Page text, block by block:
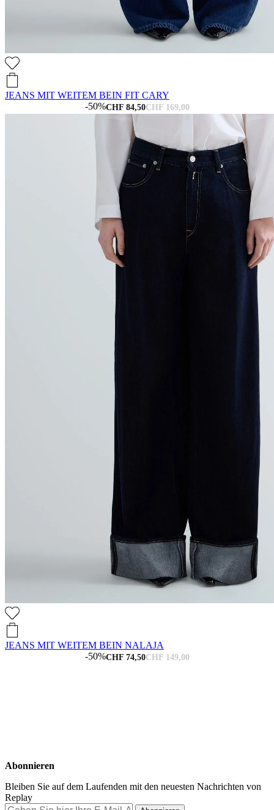
JEANS MIT WEITEM BEIN FIT CARY
CHF 169,00
CHF 84,50
-50%
JEANS MIT WEITEM BEIN NALAJA
CHF 149,00
CHF 74,50
-50%
Abonnieren
Bleiben Sie auf dem Laufenden mit den neuesten Nachrichten von
Replay